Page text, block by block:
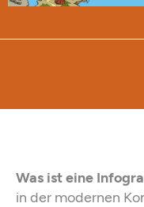
Was ist eine
in der modernen